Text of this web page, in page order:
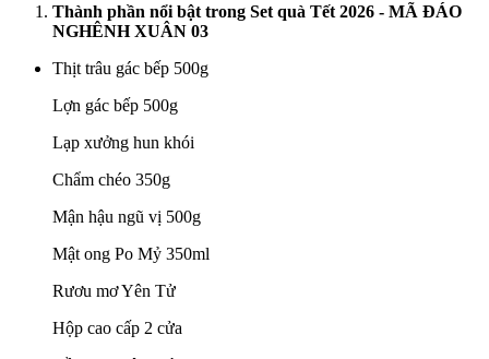
Thành phần nổi bật trong Set quà Tết 2026 - MÃ ĐÁO
NGHÊNH XUÂN 03
Thịt trâu gác bếp 500g
Lợn gác bếp 500g
Lạp xưởng hun khói
Chẩm chéo 350g
Mận hậu ngũ vị 500g
Mật ong Po Mỷ 350ml
Rươu mơ Yên Tử
Hộp cao cấp 2 cửa